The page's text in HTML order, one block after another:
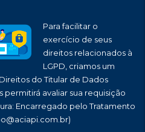
Para facilitar o
exercício de seus
direitos relacionados à
LGPD, criamos um
do Titular de Dados
permitirá avaliar sua requisição
Encarregado pelo Tratamento